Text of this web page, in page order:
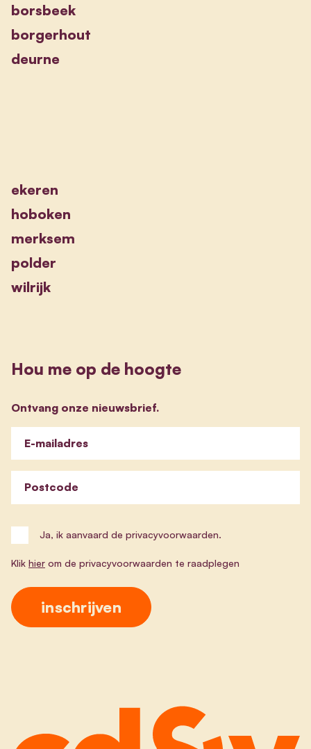
borsbeek
borgerhout
deurne
ekeren
hoboken
merksem
polder
wilrijk
Hou me op de hoogte
Ontvang onze nieuwsbrief.
E-mailadres
Postcode
Ja, ik aanvaard de privacyvoorwaarden.
Klik hier om de privacyvoorwaarden te raadplegen